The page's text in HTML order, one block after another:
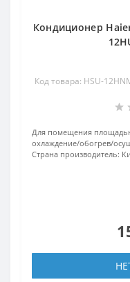
Кондиционер
Код товара: HSU-
Для помещения
охлаждение/обогрев/
Страна производитель: